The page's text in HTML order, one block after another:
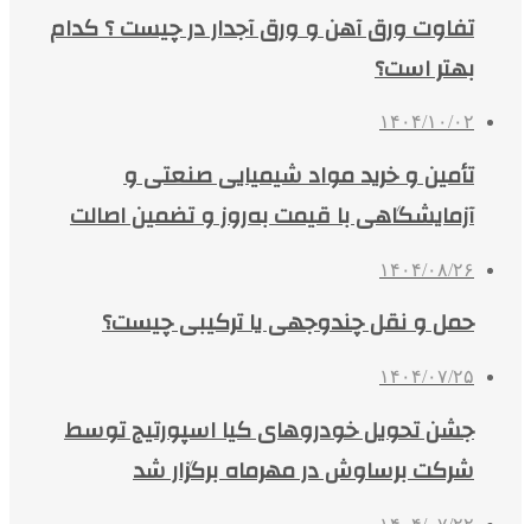
تفاوت ورق آهن و ورق آجدار در چیست ؟ کدام
بهتر است؟
۱۴۰۴/۱۰/۰۲
تأمین و خرید مواد شیمیایی صنعتی و
آزمایشگاهی با قیمت به‌روز و تضمین اصالت
۱۴۰۴/۰۸/۲۶
حمل و نقل چندوجهی یا ترکیبی چیست؟
۱۴۰۴/۰۷/۲۵
جشن تحویل خودروهای کیا اسپورتیج توسط
شرکت برساوش در مهرماه برگزار شد